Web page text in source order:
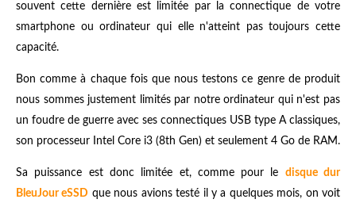
souvent cette dernière est limitée par la connectique de votre
smartphone ou ordinateur qui elle n'atteint pas toujours cette
capacité.
Bon comme à chaque fois que nous testons ce genre de produit
nous sommes justement limités par notre ordinateur qui n'est pas
un foudre de guerre avec ses connectiques USB type A classiques,
son processeur Intel Core i3 (8th Gen) et seulement 4 Go de RAM.
Sa puissance est donc limitée et, comme pour le disque dur
BleuJour eSSD que nous avions testé il y a quelques mois, on voit